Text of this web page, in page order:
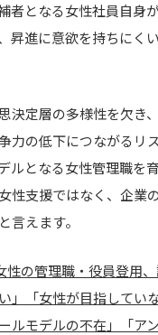
者となる女性社員自身
昇進に意欲を持ちにく
決定層の多様性を欠き
力の低下につながるリ
ルとなる女性管理職を
性支援ではなく、企業
言えます。
性の管理職・役員登用
」「女性が目指してい
ルモデルの不在」「ア